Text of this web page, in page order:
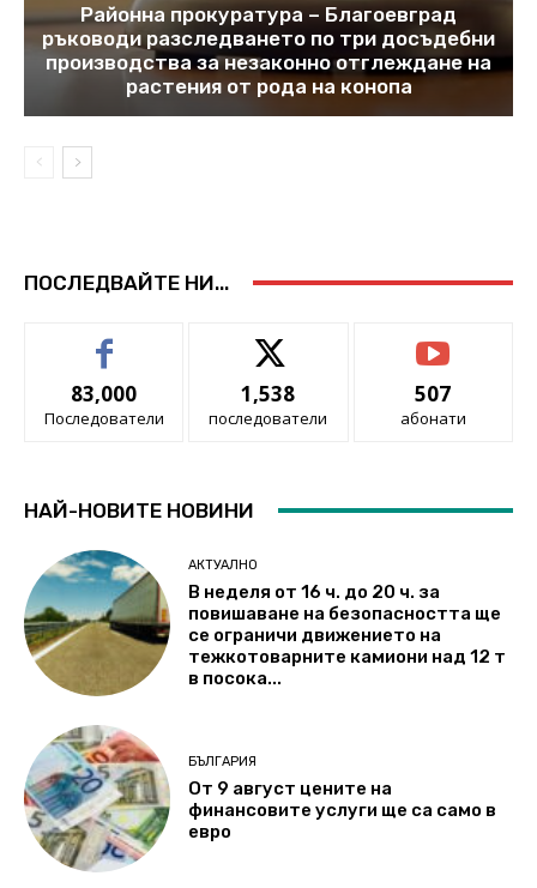
Районна прокуратура – Благоевград
ръководи разследването по три досъдебни
производства за незаконно отглеждане на
растения от рода на конопа
ПОСЛЕДВАЙТЕ НИ...
83,000
Последователи
1,538
последователи
507
абонати
НАЙ-НОВИТЕ НОВИНИ
АКТУАЛНО
В неделя от 16 ч. до 20 ч. за
повишаване на безопасността ще
се ограничи движението на
тежкотоварните камиони над 12 т
в посока...
БЪЛГАРИЯ
От 9 август цените на
финансовите услуги ще са само в
евро